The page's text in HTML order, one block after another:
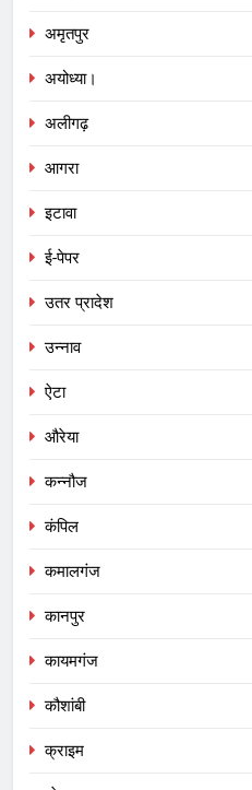
अमृतपुर
अयोध्या।
अलीगढ़
आगरा
इटावा
ई-पेपर
उतर प्रादेश
उन्नाव
ऐटा
औरेया
कन्नौज
कंपिल
कमालगंज
कानपुर
कायमगंज
कौशांबी
क्राइम